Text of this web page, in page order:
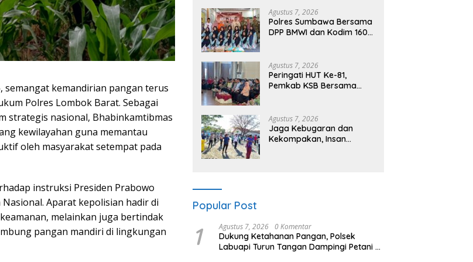
kemandirian pangan terus
Polres Lombok Barat. Sebagai
strategis nasional, Bhabinkamtibmas
kewilayahan guna memantau
oleh masyarakat setempat pada
instruksi Presiden Prabowo
Aparat kepolisian hadir di
melainkan juga bertindak
pangan mandiri di lingkungan
Agustus 7, 2026
Polres Sumbawa Bersama
DPP BMWI dan Kodim 1607
Hidayatullah
Agustus 7, 2026
Peringati HUT Ke-81,
Pemkab KSB Bersama
Hari Pertama Kehidupan”
Agustus 7, 2026
Jaga Kebugaran dan
Kekompakan, Insan
Popular Post
1 Agustus 7, 2026 0 Komentar
Dukung Ketahanan Pangan, Polsek
Labuapi Turun Tangan Dampingi Petani di